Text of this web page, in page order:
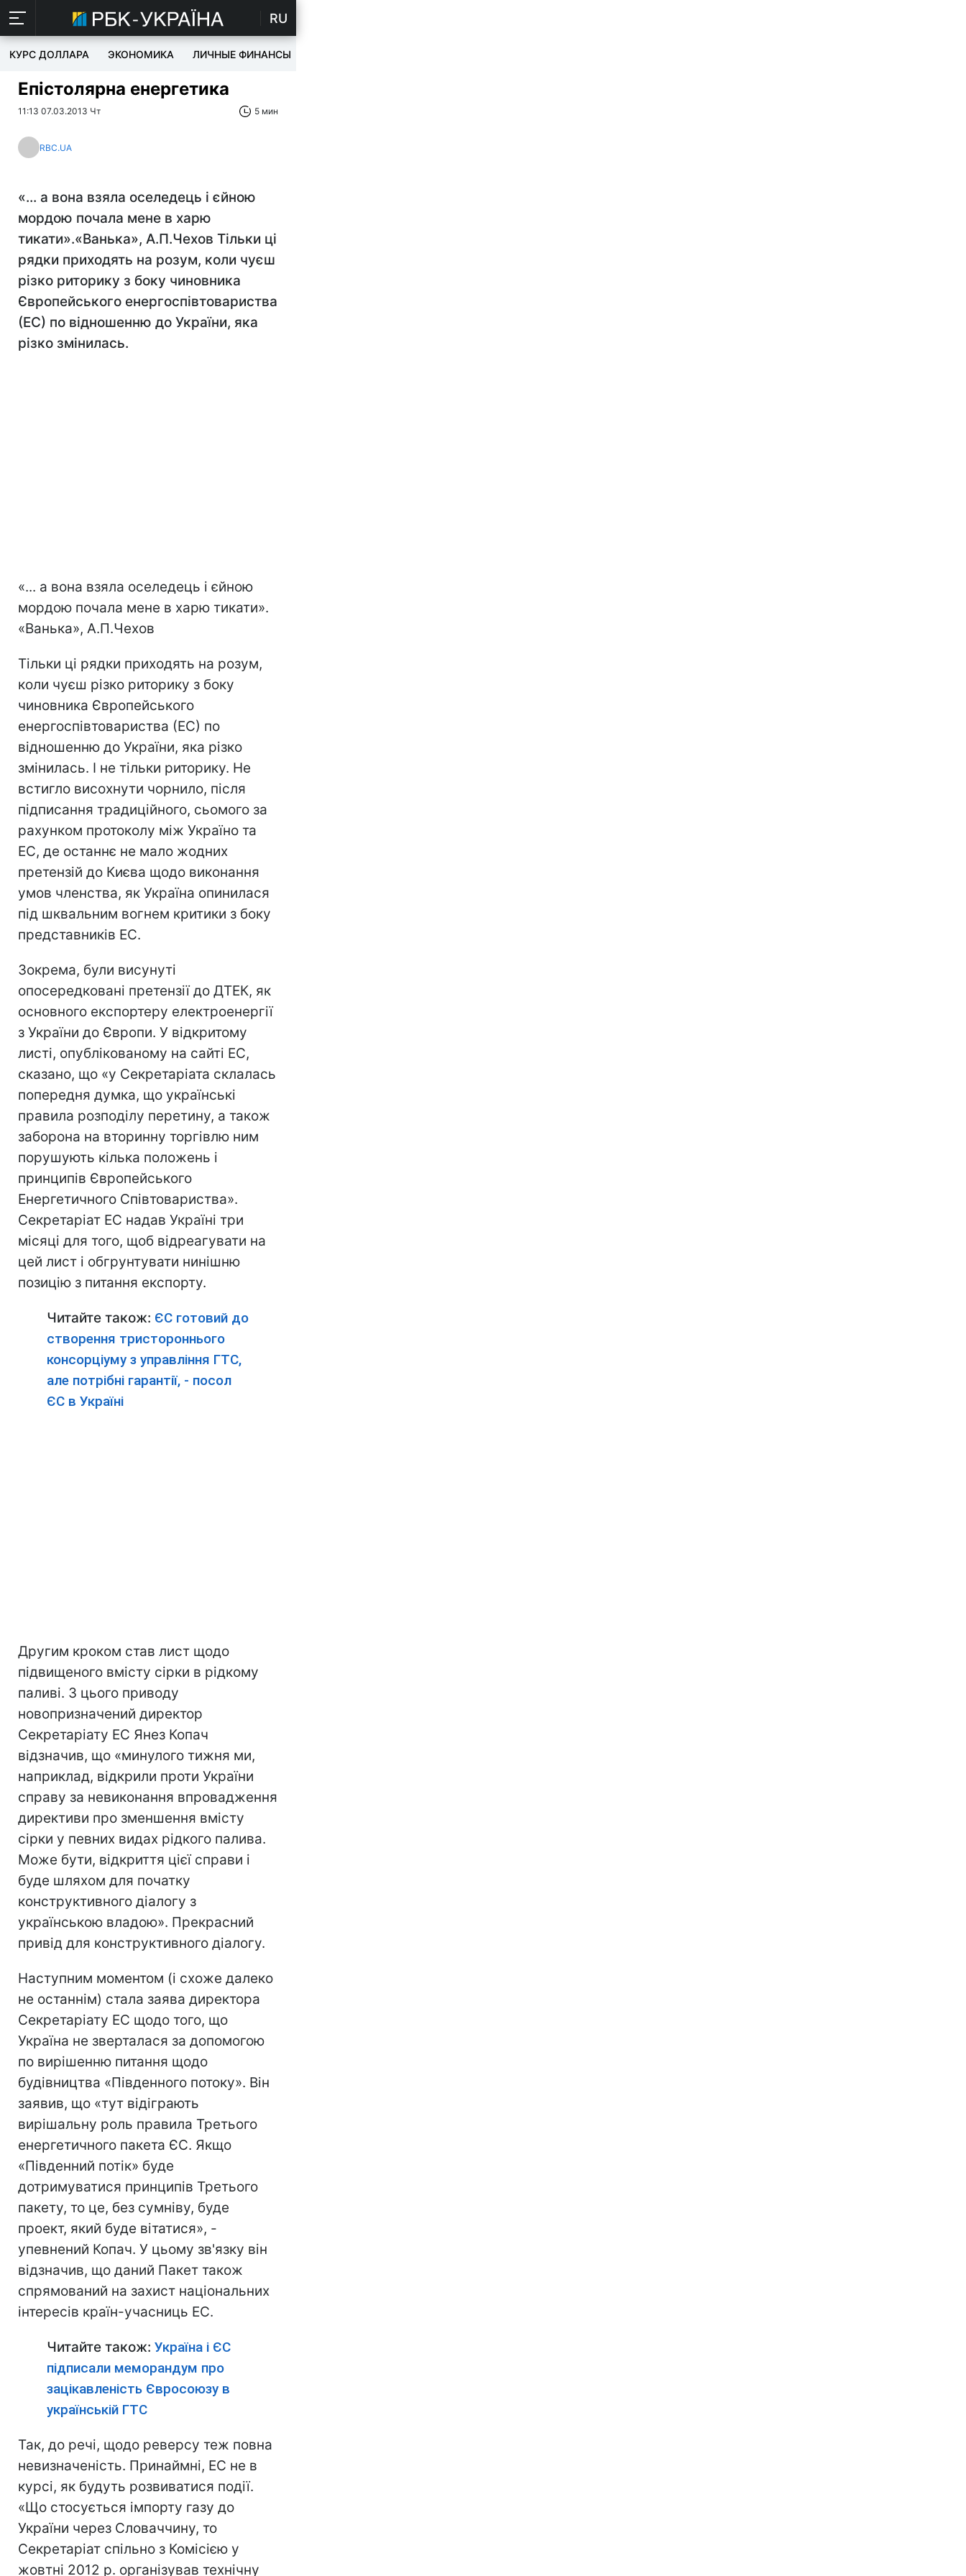
RU
КУРС ДОЛЛАРА ЭКОНОМИКА ЛИЧНЫЕ ФИНАНСЫ
Епістолярна енергетика
11:13 07.03.2013 Чт 5 мин
RBC.UA
«... а вона взяла оселедець і єйною
мордою почала мене в харю
тикати».«Ванька», А.П.Чехов Тільки ці
рядки приходять на розум, коли чуєш
різко риторику з боку чиновника
Європейського енергоспівтовариства
(ЕС) по відношенню до України, яка
різко змінилась.
«... а вона взяла оселедець і єйною
мордою почала мене в харю тикати».
«Ванька», А.П.Чехов
Тільки ці рядки приходять на розум,
коли чуєш різко риторику з боку
чиновника Європейського
енергоспівтовариства (ЕС) по
відношенню до України, яка різко
змінилась. І не тільки риторику. Не
встигло висохнути чорнило, після
підписання традиційного, сьомого за
рахунком протоколу між Україно та
ЕС, де останнє не мало жодних
претензій до Києва щодо виконання
умов членства, як Україна опинилася
під шквальним вогнем критики з боку
представників ЕС.
Зокрема, були висунуті
опосередковані претензії до ДТЕК, як
основного експортеру електроенергії
з України до Європи. У відкритому
листі, опублікованому на сайті ЕС,
сказано, що «у Секретаріата склалась
попередня думка, що українські
правила розподілу перетину, а також
заборона на вторинну торгівлю ним
порушують кілька положень і
принципів Європейського
Енергетичного Співтовариства».
Секретаріат ЕC надав Україні три
місяці для того, щоб відреагувати на
цей лист і обгрунтувати нинішню
позицію з питання експорту.
Читайте також: ЄС готовий до
створення тристороннього
консорціуму з управління ГТС,
але потрібні гарантії, - посол
ЄС в Україні
Другим кроком став лист щодо
підвищеного вмісту сірки в рідкому
паливі. З цього приводу
новопризначений директор
Секретаріату ЕС Янез Копач
відзначив, що «минулого тижня ми,
наприклад, відкрили проти України
справу за невиконання впровадження
директиви про зменшення вмісту
сірки у певних видах рідкого палива.
Може бути, відкриття цієї справи і
буде шляхом для початку
конструктивного діалогу з
українською владою». Прекрасний
привід для конструктивного діалогу.
Наступним моментом (і схоже далеко
не останнім) стала заява директора
Секретаріату ЕС щодо того, що
Україна не зверталася за допомогою
по вирішенню питання щодо
будівництва «Південного потоку». Він
заявив, що «тут відіграють
вирішальну роль правила Третього
енергетичного пакета ЄС. Якщо
«Південний потік» буде
дотримуватися принципів Третього
пакету, то це, без сумніву, буде
проект, який буде вітатися», -
упевнений Копач. У цьому зв'язку він
відзначив, що даний Пакет також
спрямований на захист національних
інтересів країн-учасниць ЕС.
Читайте також: Україна і ЄС
підписали меморандум про
зацікавленість Євросоюзу в
українській ГТС
Так, до речі, щодо реверсу теж повна
невизначеність. Принаймні, ЕС не в
курсі, як будуть розвиватися події.
«Що стосується імпорту газу до
України через Словаччину, то
Секретаріат спільно з Комісією у
жовтні 2012 р. організував технічну